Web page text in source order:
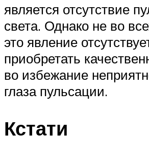
является отсутствие
света. Однако не во
это явление
приобретать
во избежание
глаза пульсации.
Кстати